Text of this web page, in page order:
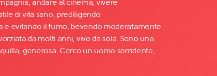
andare al cinema, vivere
di vita sano, prediligendo
e evitando il fumo, bevendo moderatamente
da molti anni, vivo da sola. Sono una
generosa. Cerco un uomo sorridente,